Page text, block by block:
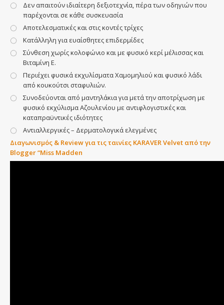
Wax Wheel Σετ
Ανταλλακτικό Κερί σε Ρολέτα
Free Wax Ταινίες
Κρέμα Αποτρίχωσης
Hair Vanish Προσώπου
Αξεσουάρ Αποτρίχωσης
Δεν απαιτούν ιδιαίτερη δεξιοτεχνία, πέρα των οδηγιών που
παρέχονται σε κάθε συσκευασία
Αποτελεσματικές και στις κοντές τρίχες
Κατάλληλη για ευαίσθητες επιδερμίδες
Σύνθεση χωρίς κολοφώνιο και με φυσικό κερί μέλισσας και
Βιταμίνη Ε.
Περιέχει φυσικά εκχυλίσματα Χαμομηλιού και φυσικό λάδι
από κουκούτσι σταφυλιών.
Συνοδεύονται από μαντηλάκια για μετά την αποτρίχωση με
φυσικό εκχύλισμα Αζουλενίου με αντιφλογιστικές και
καταπραϋντικές ιδιότητες
Αντιαλλεργικές – Δερματολογικά ελεγμένες
Διαγωνισμός & Review για τις ταινίες KARAVER Velvet από την
Blogger “Miss Madden